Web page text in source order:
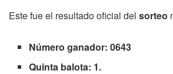
Este fue el resultado oficial del sorteo
Número ganador: 0643
Quinta balota: 1.